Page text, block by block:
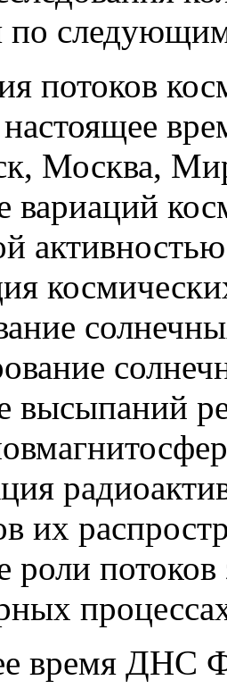
по
потоков
Москва,
вариаций
активностью
высыпаний
их
роли
время ДНС